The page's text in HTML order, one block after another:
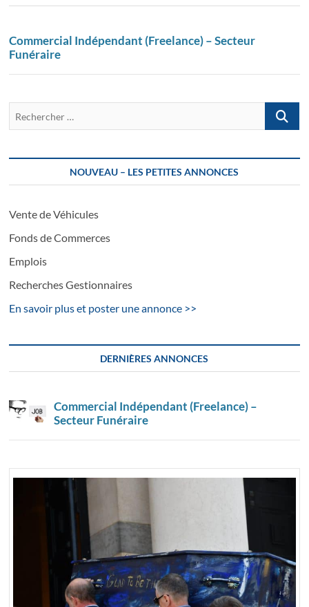
Commercial Indépendant (Freelance) – Secteur
Funéraire
…
NOUVEAU – LES PETITES ANNONCES
Vente de Véhicules
Fonds de Commerces
Emplois
Recherches Gestionnaires
En savoir plus et poster une annonce >>
DERNIÈRES ANNONCES
Commercial Indépendant (Freelance) –
Secteur Funéraire